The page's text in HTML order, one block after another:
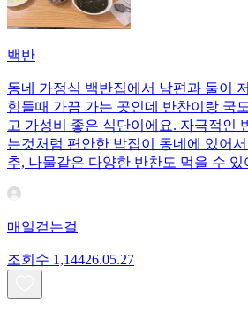
백반
동네 가정식 백반집에서 남편과 둘이
힘들때 가끔 가는 곳인데 반찬이랑 국
고 가성비 좋은 식단이에요. 자극적인
는것처럼 편안한 밥집이 동네에 있어
추, 나물같은 다양한 반찬도 먹을 수 있
매일걷는걸
조회수 1,14426.05.27